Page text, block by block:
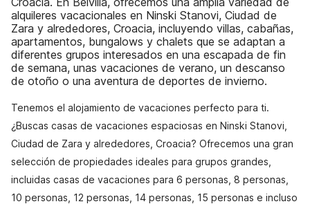
alquileres vacacionales en Ninski Stanovi, Ciudad de
Zara y alrededores, Croacia, incluyendo villas, cabañas,
apartamentos, bungalows y chalets que se adaptan a
diferentes grupos interesados en una escapada de fin
de semana, unas vacaciones de verano, un descanso
de otoño o una aventura de deportes de invierno.
Tenemos el alojamiento de vacaciones perfecto para ti.
¿Buscas casas de vacaciones espaciosas en Ninski Stanovi,
Ciudad de Zara y alrededores, Croacia? Ofrecemos una gran
selección de propiedades ideales para grupos grandes,
incluidas casas de vacaciones para 6 personas, 8 personas,
10 personas, 12 personas, 14 personas, 15 personas e incluso